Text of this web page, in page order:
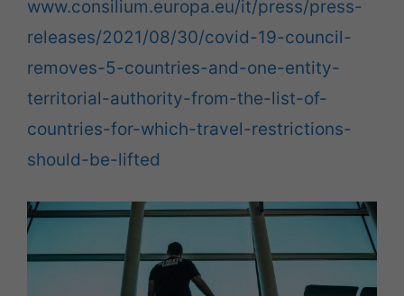
www.consilium.europa.eu/it/press/press-
releases/2021/08/30/covid-19-council-
removes-5-countries-and-one-entity-
territorial-authority-from-the-list-of-
countries-for-which-travel-restrictions-
should-be-lifted